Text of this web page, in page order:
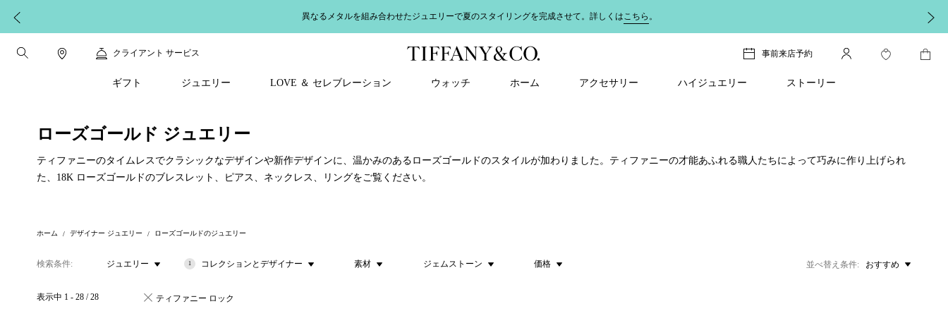
異なるメタルを組み合わせたジュエリーで夏のスタイリングを完成させて。詳しくはこちら 。
クライアント サービス 事前来店予約
ギフト ジュエリー LOVE ＆ セレブレーション ウォッチ ホーム アクセサリー ハイジュエリー ストーリー
ローズゴールド ジュエリー
ティファニーのタイムレスでクラシックなデザインや新作デザインに、温かみのあるローズゴールドのスタイルが加わりました。ティファニーの才能あふれる職人たちによって巧みに作り上げられ
た、18K ローズゴールドのブレスレット、ピアス、ネックレス、リングをご覧ください。
ホーム デザイナー ジュエリー ローズゴールドのジュエリー
検索条件 ジュエリー 1 コレクションとデザイナー 素材 ジェムストーン 価格
表示中 1 - 28 / 28 ティファニー ロック
並べ替え条件 おすすめ